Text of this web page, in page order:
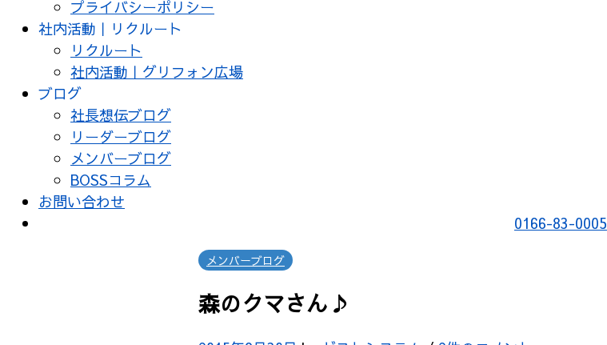
プライバシーポリシー
社内活動｜リクルート
リクルート
社内活動｜グリフォン広場
ブログ
社長想伝ブログ
リーダーブログ
メンバーブログ
BOSSコラム
お問い合わせ
0166-83-0005
メンバーブログ
森のクマさん♪